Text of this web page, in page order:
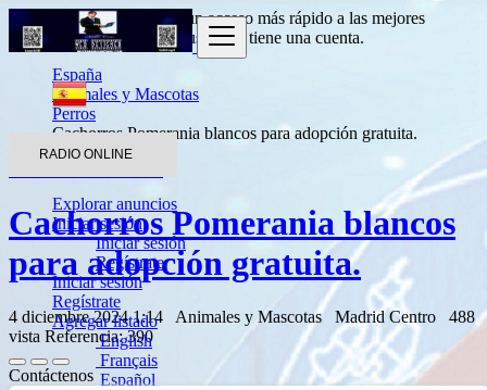
RADIO ONLINE
Explorar anuncios
Iniciar sesión
Iniciar sesión
Regístrate
Iniciar sesión
Regístrate
Agregar listado
English
Français
Español
Entradapara obtener un acceso más rápido a las mejores
ofertas.
Haga clic aquísi usted no tiene una cuenta.
España
Animales y Mascotas
Perros
Cachorros Pomerania blancos para adopción gratuita.
Cachorros Pomerania blancos
para adopción gratuita.
4 diciembre 2024 1:14 Animales y Mascotas Madrid Centro
488
vista Referencia: 390
Contáctenos